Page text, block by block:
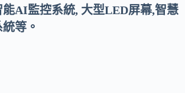
能AI監控系統, 大型LED屏幕,智慧
等。